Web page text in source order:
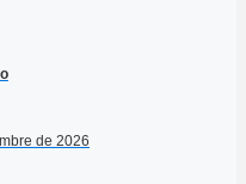
de 2026